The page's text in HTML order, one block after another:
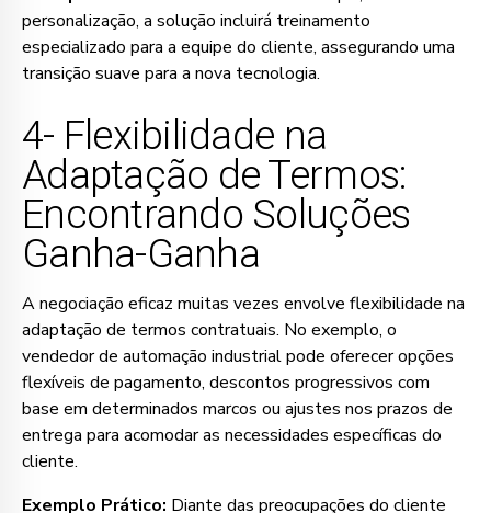
personalização, a solução incluirá treinamento
especializado para a equipe do cliente, assegurando uma
transição suave para a nova tecnologia.
4- Flexibilidade na
Adaptação de Termos:
Encontrando Soluções
Ganha-Ganha
A negociação eficaz muitas vezes envolve flexibilidade na
adaptação de termos contratuais. No exemplo, o
vendedor de automação industrial pode oferecer opções
flexíveis de pagamento, descontos progressivos com
base em determinados marcos ou ajustes nos prazos de
entrega para acomodar as necessidades específicas do
cliente.
Exemplo Prático: Diante das preocupações do cliente